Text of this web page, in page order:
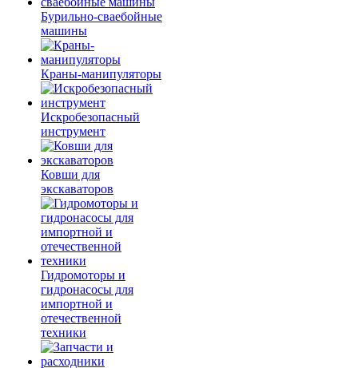
Бурильно-сваебойные
машины
Краны-манипуляторы
Искробезопасный
инструмент
Ковши для
экскаваторов
Гидромоторы и
гидронасосы для
импортной и
отечественной
техники